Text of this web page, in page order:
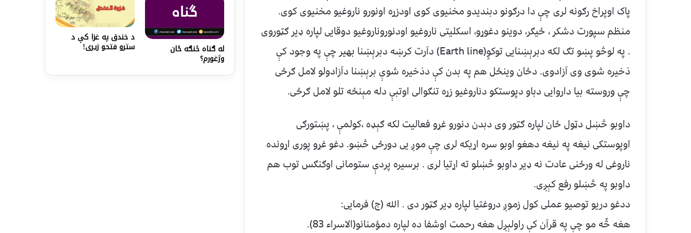
پاک اوپراخ رګونه لری چې دا درګونو دبندیدو مخنیوی کوی اودزړه اونورو ناروغیو مخنیوی کوی.
منظم سپورت دشکر ، ځیګر، دوینو دغوړو، اسکلیتی ناروغیو اودنوروناروغیو دوقایی لپاره ډیر ګټوروی
. په لوڅو پښو تګ لکه دبرېښنایی توکوٍ(Earth line) دآرت کرښه دبرېښنا بهیر چې په وجود کې
ذخیره شوی وی آزادوی. دځان وینځل هم په بدن کې دذخیره شوې برېښنا دآزادولو لامل ګرځی
چې وروسته بیا داروایی دباو دپوستکو دناروغیو زړه تنګوالی اوتبې دله مېنځه تلو لامل ګرځی.
داوبو څښل دټول ځان لپاره ګټور وی دبدن دنورو غړو فعالیت لکه ګېډه ،کولمې ، پښتورګی
اوپوستکی نیغه په نیغه دهغو اوبو سره اړیکه لری چې موږ یی دورځی څښو. دغو غړو پوری اړونده
ناروغی له ورځنی عادت نه ډیر داوبو څښلو ته اړتیا لری . برسیره پردې ستومانی اوګنګس توب هم
داوبو په څښلو رفع کېږی.
ددغو دریو توصیو عملی کول زموږ دروغتیا لپاره ډیر ګټور دی . الله (ج) فرمایی:
هغه څّه مو چې په قرآن کې راولېږل هغه رحمت اوشفا ده لپاره دمؤمنانو(الاسراء 83).
له ګناه څنګه ځان
وژغورم؟
د خندق په غزا کې د
سترو فتحو زیری!